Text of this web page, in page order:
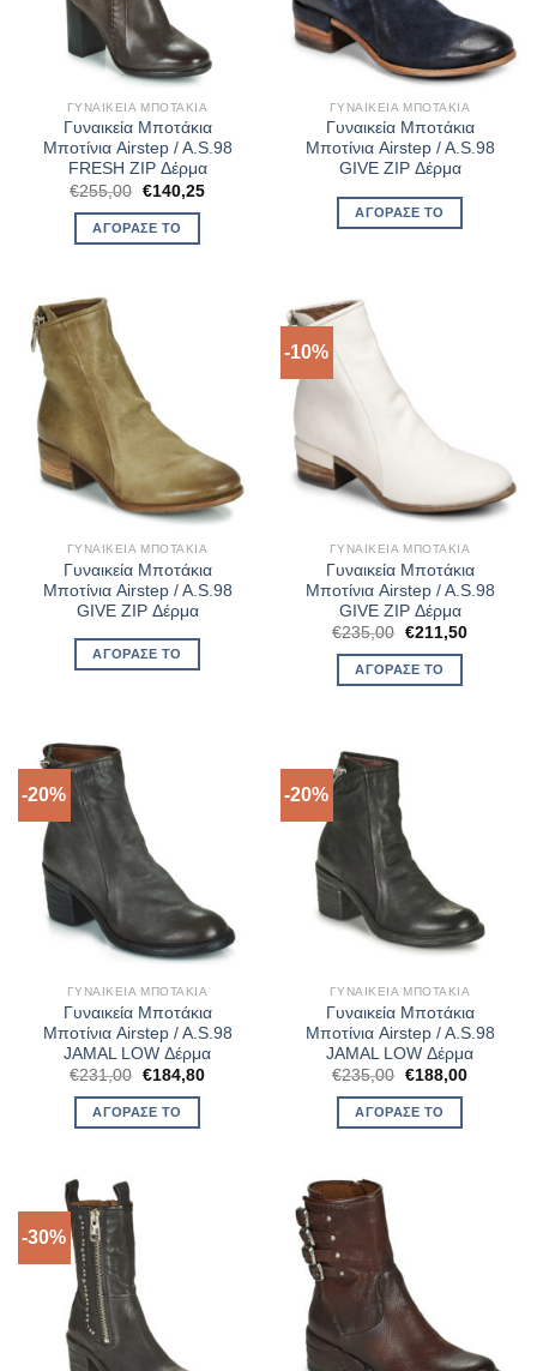
ΓΥΝΑΙΚΕΊΑ ΜΠΟΤΆΚΙΑ
Γυναικεία Μποτάκια
Μποτίνια Airstep / A.S.98
FRESH ZIP Δέρμα
€255,00 Original
was:
€255,00.
€140,25Η
ΑΓΌΡΑΣΈ ΤΟ
ΓΥΝΑΙΚΕΊΑ ΜΠΟΤΆΚΙΑ
Γυναικεία Μποτάκια
Μποτίνια Airstep / A.S.98
GIVE ZIP Δέρμα
ΑΓΌΡΑΣΈ ΤΟ
ΓΥΝΑΙΚΕΊΑ ΜΠΟΤΆΚΙΑ
Γυναικεία Μποτάκια
Μποτίνια Airstep / A.S.98
GIVE ZIP Δέρμα
ΑΓΌΡΑΣΈ ΤΟ
-10%
ΓΥΝΑΙΚΕΊΑ ΜΠΟΤΆΚΙΑ
Γυναικεία Μποτάκια
Μποτίνια Airstep / A.S.98
GIVE ZIP Δέρμα
€235,00 Original
was:
€235,00.
€211,50Η
ΑΓΌΡΑΣΈ ΤΟ
-20%
ΓΥΝΑΙΚΕΊΑ ΜΠΟΤΆΚΙΑ
Γυναικεία Μποτάκια
Μποτίνια Airstep / A.S.98
JAMAL LOW Δέρμα
€231,00 Original
was:
€231,00.
€184,80Η
ΑΓΌΡΑΣΈ ΤΟ
-20%
ΓΥΝΑΙΚΕΊΑ ΜΠΟΤΆΚΙΑ
Γυναικεία Μποτάκια
Μποτίνια Airstep / A.S.98
JAMAL LOW Δέρμα
€235,00 Original
was:
€235,00.
€188,00Η
ΑΓΌΡΑΣΈ ΤΟ
-30%